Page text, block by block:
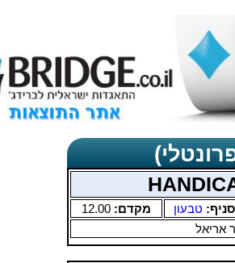
סניף: טבעון מקדם: 12.00
אריאל